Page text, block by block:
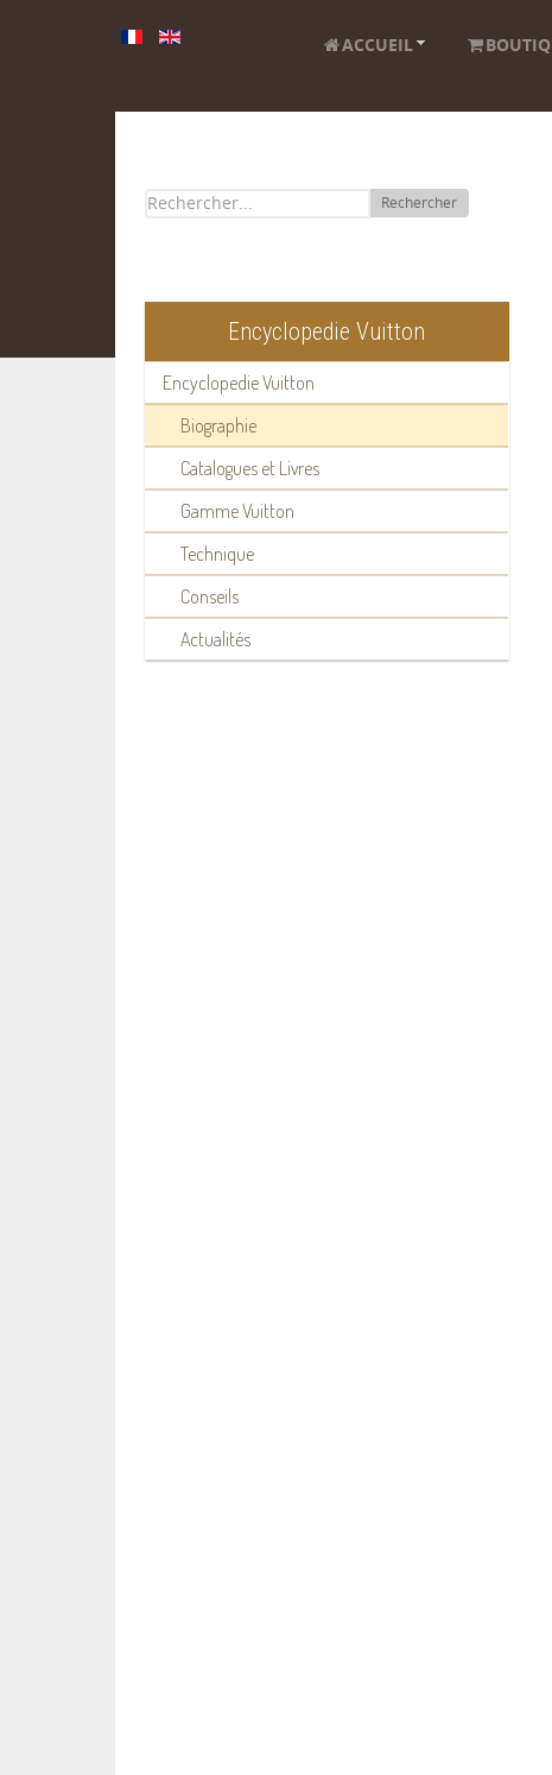
ACCUEIL
Rechercher
Encyclopedie Vuitton
Encyclopedie Vuitton
Biographie
Catalogues et Livres
Gamme Vuitton
Technique
Conseils
Actualités